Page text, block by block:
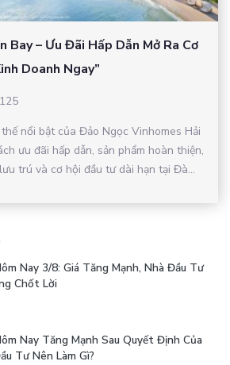
Bay – Ưu Đãi Hấp Dẫn Mở Ra Cơ
Doanh Ngay”
125
nổi bật của Đảo Ngọc Vinhomes Hải
ưu đãi hấp dẫn, sản phẩm hoàn thiện,
trú và cơ hội đầu tư dài hạn tại Đà...
Nay 3/8: Giá Tăng Mạnh, Nhà Đầu Tư
Chốt Lời
Nay Tăng Mạnh Sau Quyết Định Của
Tư Nên Làm Gì?